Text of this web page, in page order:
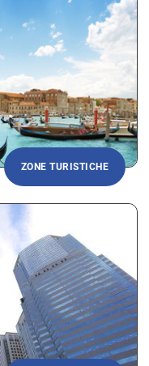
ZONE TURISTICHE